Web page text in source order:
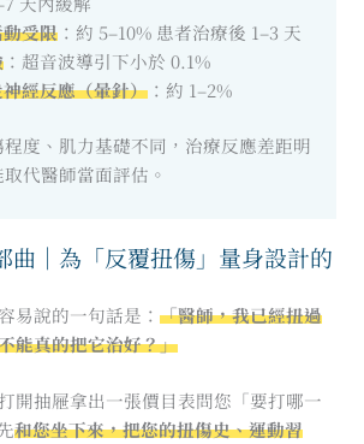
受限：約 5–10% 患者治療後 1–3 天
：超音波導引下小於 0.1%
經反應（暈針）：約 1–2%
度、肌力基礎不同，治療反應差距明
代醫師當面評估。
曲｜為「反覆扭傷」量身設計的
易說的一句話是： 「醫師，我已經扭過
能真的把它治好？」
開抽屜拿出一張價目表問您「要打哪一
和您坐下來，把您的扭傷史、運動習